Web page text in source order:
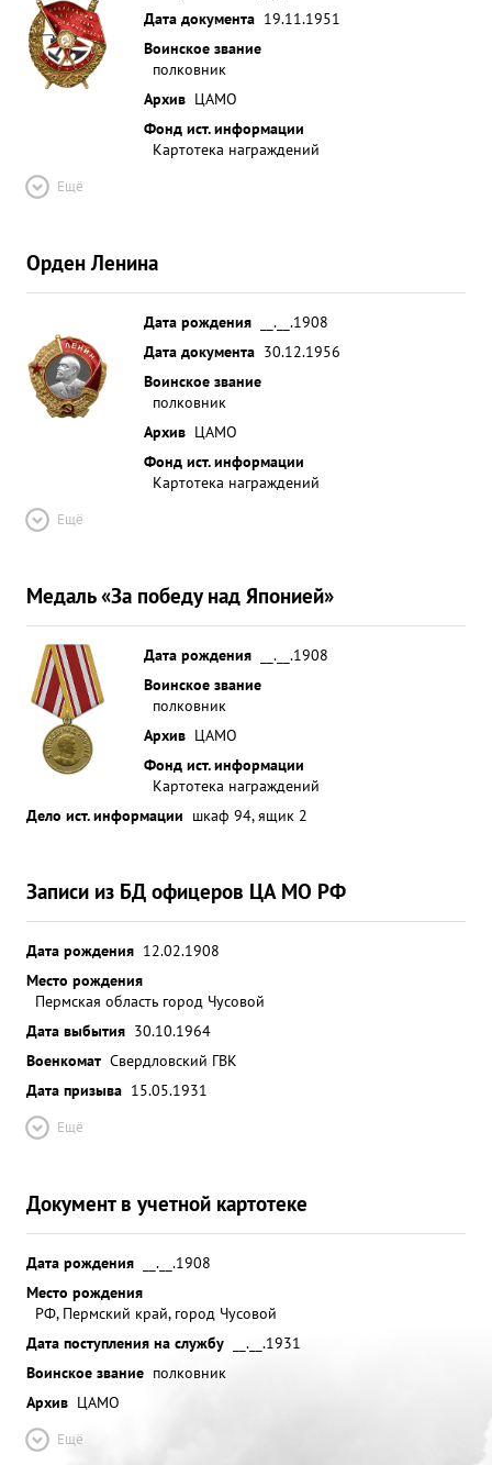
Дата документа 19.11.1951
Воинское звание
полковник
Архив ЦАМО
Фонд ист. информации
Картотека награждений
Ещё
Орден Ленина
Дата рождения
__.__.1908
Дата документа 30.12.1956
Воинское звание
полковник
Архив ЦАМО
Фонд ист. информации
Картотека награждений
Ещё
Медаль «За победу над Японией»
Дата рождения
__.__.1908
Воинское звание
полковник
Архив ЦАМО
Фонд ист. информации
Картотека награждений
Дело ист. информации шкаф 94, ящик 2
Записи из БД офицеров ЦА МО РФ
Дата рождения 12.02.1908
Место рождения
Пермская область город Чусовой
Дата выбытия 30.10.1964
Военкомат Свердловский ГВК
Дата призыва 15.05.1931
Ещё
Документ в учетной картотеке
Дата рождения
__.__.1908
Место рождения
РФ, Пермский край, город Чусовой
Дата поступления на службу
__.__.1931
Воинское звание полковник
Архив ЦАМО
Ещё